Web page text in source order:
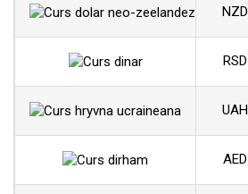
NZD
RSD
UAH
AED